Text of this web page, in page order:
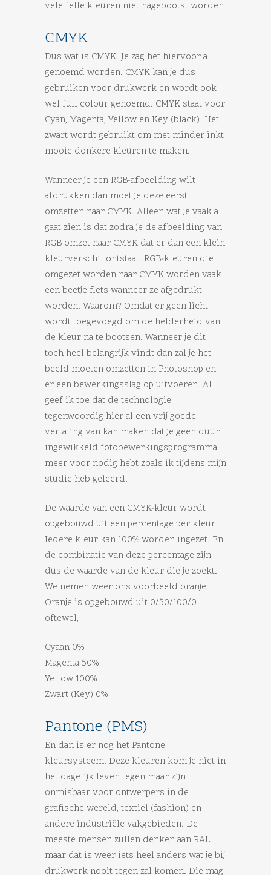
vele felle kleuren niet nagebootst worden
CMYK
Dus wat is CMYK. Je zag het hiervoor al
genoemd worden. CMYK kan je dus
gebruiken voor drukwerk en wordt ook
wel full colour genoemd. CMYK staat voor
Cyan, Magenta, Yellow en Key (black). Het
zwart wordt gebruikt om met minder inkt
mooie donkere kleuren te maken.
Wanneer je een RGB-afbeelding wilt
afdrukken dan moet je deze eerst
omzetten naar CMYK. Alleen wat je vaak al
gaat zien is dat zodra je de afbeelding van
RGB omzet naar CMYK dat er dan een klein
kleurverschil ontstaat. RGB-kleuren die
omgezet worden naar CMYK worden vaak
een beetje flets wanneer ze afgedrukt
worden. Waarom? Omdat er geen licht
wordt toegevoegd om de helderheid van
de kleur na te bootsen. Wanneer je dit
toch heel belangrijk vindt dan zal je het
beeld moeten omzetten in Photoshop en
er een bewerkingsslag op uitvoeren. Al
geef ik toe dat de technologie
tegenwoordig hier al een vrij goede
vertaling van kan maken dat je geen duur
ingewikkeld fotobewerkingsprogramma
meer voor nodig hebt zoals ik tijdens mijn
studie heb geleerd.
De waarde van een CMYK-kleur wordt
opgebouwd uit een percentage per kleur.
Iedere kleur kan 100% worden ingezet. En
de combinatie van deze percentage zijn
dus de waarde van de kleur die je zoekt.
We nemen weer ons voorbeeld oranje.
Oranje is opgebouwd uit 0/50/100/0
oftewel,
Cyaan 0%
Magenta 50%
Yellow 100%
Zwart (Key) 0%
Pantone (PMS)
En dan is er nog het Pantone
kleursysteem. Deze kleuren kom je niet in
het dagelijk leven tegen maar zijn
onmisbaar voor ontwerpers in de
grafische wereld, textiel (fashion) en
andere industriële vakgebieden. De
meeste mensen zullen denken aan RAL
maar dat is weer iets heel anders wat je bij
drukwerk nooit tegen zal komen. Die mag